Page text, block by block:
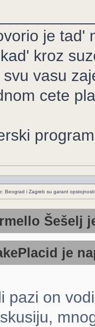
je tad'
kroz
svu vasu
cete
Beograd i Zagreb su garant
Šešelj
je
pazi on